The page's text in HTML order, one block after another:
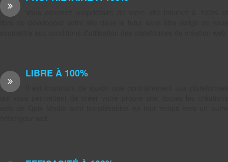
LIBRE À 100%